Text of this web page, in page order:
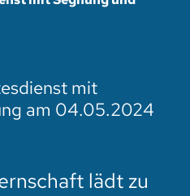
mit
am 04.05.2024
lädt zu